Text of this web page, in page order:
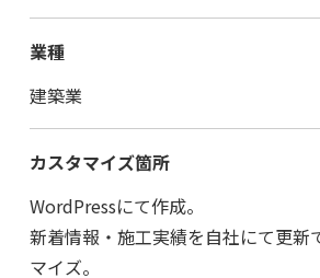
業種
建築業
カスタマイズ箇所
WordPressにて作成。
新着情報・施工実績を自社にて更新
マイズ。